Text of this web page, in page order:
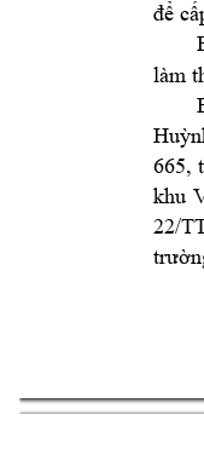
để
làm
665,
khu
22/